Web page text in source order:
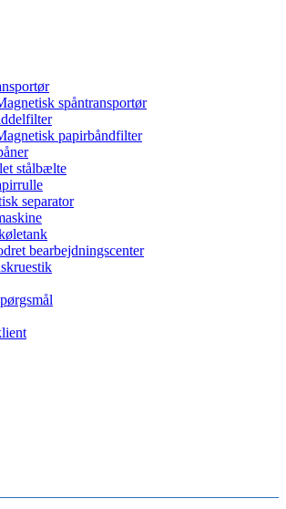
spåntransportør
papirbåndfilter
stålbælte
separator
bearbejdningscenter